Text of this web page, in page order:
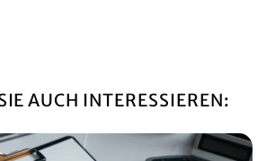
AUCH INTERESSIEREN: